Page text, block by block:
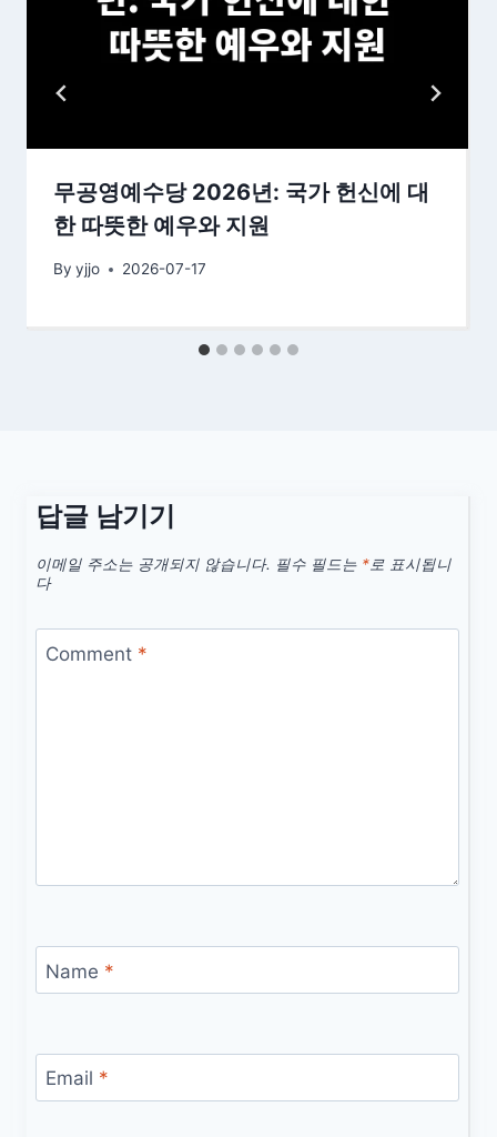
무공영예수당 2026년: 국가 헌신에 대
한 따뜻한 예우와 지원
By yjjo 2026-07-17
답글 남기기
이메일 주소는 공개되지 않습니다. 필수 필드는 *로 표시됩니
다
Comment *
Name *
Email *